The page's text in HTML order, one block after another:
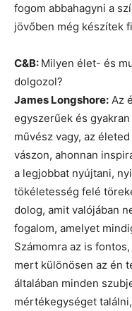
fogom abbahagyni a
jövőben még készítek
C&B: Milyen élet- és
dolgozol?
James Longshore: Az
egyszerűek és
művész vagy, az
vászon, ahonnan
a legjobbat nyújtani,
tökéletesség felé
dolog, amit valójában
fogalom, amelyet
Számomra az is
mert különösen az én
általában minden
mértékegységet